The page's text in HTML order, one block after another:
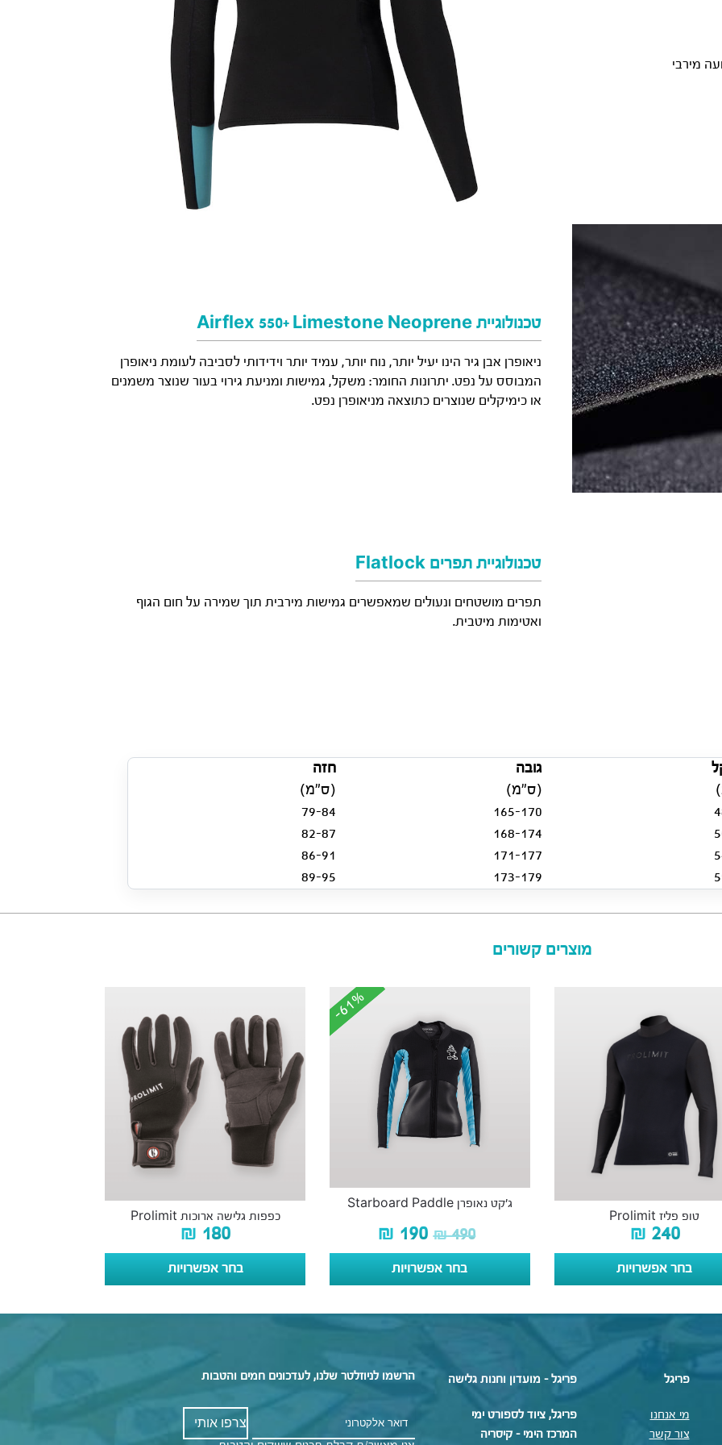
טכנולוגיית Airflex 550+ Limestone Neoprene
ניאופרן אבן גיר הינו יעיל יותר, נוח יותר, עמיד יותר וידידותי לסביבה לעומת ניאופרן
המבוסס על נפט. יתרונות החומר: משקל, גמישות ומניעת גירוי בעור שנוצר משמנים
או כימיקלים שנוצרים כתוצאה מניאופרן נפט.
טכנולוגיית תפרים Flatlock
תפרים מושטחים ונעולים שמאפשרים גמישות מירבית תוך שמירה על חום הגוף
ואטימות מיטבית.
גובה
חזה
(ס”מ)
(ס”מ)
165-170
79-84
168-174
82-87
171-177
86-91
173-179
89-95
מוצרים קשורים
טופ פליז Prolimit
₪ 240
בחר אפשרויות
-61%
-61%
ג’קט נאופרן Starboard Paddle
₪490
₪ 190
בחר אפשרויות
כפפות גלישה ארוכות Prolimit
₪ 180
בחר אפשרויות
פריגל
מי אנחנו
צור קשר
פריגל - מועדון וחנות גלישה
פריגל, ציוד לספורט ימי
המרכז הימי – קיסריה
הרשמו לניוזלטר שלנו, לעדכונים חמים והטבות